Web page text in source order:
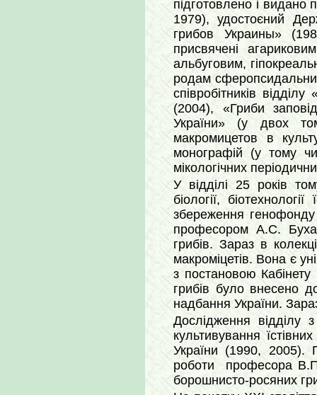
підготовлено і видано
1979), удостоєний
грибов Украины»
присвячені
альбуговим,
родам
співробітників
(2004), «Гриби
України» (у двох
макромицетов в
монографій (у тому
мікологічних
У відділі 25 років
біології,
збереження генофонду
професором А.С.
грибів. Зараз в
макроміцетів. Вона є
з постановою Кабінету
грибів було внесено
надбання України.
Дослідження відділу
культивування
України (1990, 2005).
роботи професора
борошнисто-росяних